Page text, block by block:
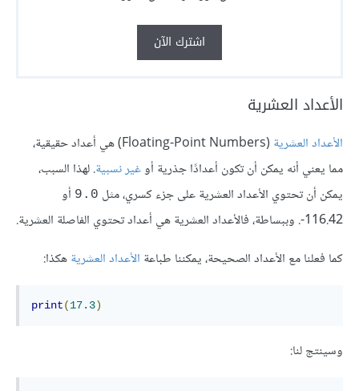
اشترك الآن
الأعداد العشرية
الأعداد العشرية
(Floating-Point Numbers) هي أعداد حقيقية،
مما يعني أنه يمكن أن تكون أعدادًا جذرية أوغير نسبية. لهذا السبب،
يمكن أن تحتوي الأعداد العشرية على جزء كسري، مثل 9.0 أو
-116.42. وببساطة، فالأعداد العشرية هي أعداد تحتوي الفاصلة العشرية.
كما فعلنا مع الأعداد الصحيحة، يمكننا طباعة الأعداد العشريةهكذا:
print(17.3)
وسينتج لنا: